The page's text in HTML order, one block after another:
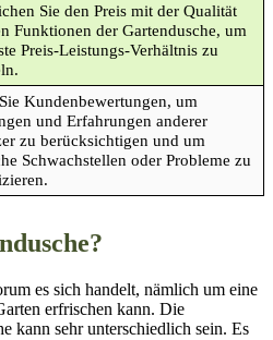
Sie den Preis mit der Qualität
Funktionen der Gartendusche, um
Preis-Leistungs-Verhältnis zu
Kundenbewertungen, um
und Erfahrungen anderer
zu berücksichtigen und um
Schwachstellen oder Probleme zu
es sich handelt, nämlich um eine
erfrischen kann. Die
kann sehr unterschiedlich sein. Es